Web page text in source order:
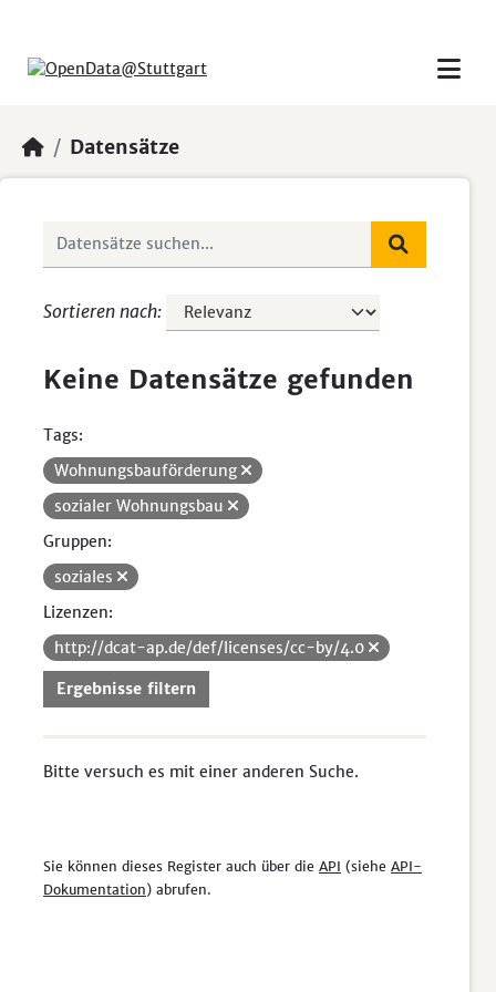
Datensätze
Sortieren nach
Keine Datensätze gefunden
Tags:
Wohnungsbauförderung
sozialer Wohnungsbau
Gruppen:
soziales
Lizenzen:
http://dcat-ap.de/def/licenses/cc-by/4.0
Ergebnisse filtern
Bitte versuch es mit einer anderen Suche.
Sie können dieses Register auch über die API (siehe API-
Dokumentation) abrufen.